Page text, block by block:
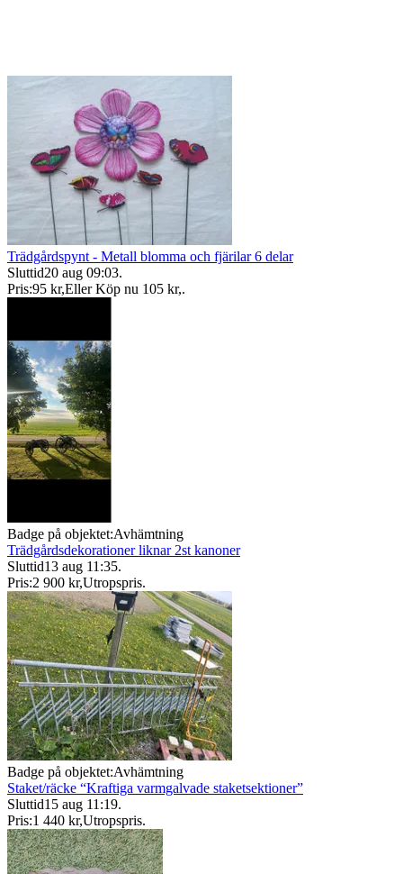
Trädgårdspynt - Metall blomma och fjärilar 6 delar
Sluttid20 aug 09:03.
Pris:95 kr,Eller Köp nu 105 kr,.
Badge på objektet:Avhämtning
Trädgårdsdekorationer liknar 2st kanoner
Sluttid13 aug 11:35.
Pris:2 900 kr,Utropspris.
Badge på objektet:Avhämtning
Staket/räcke “Kraftiga varmgalvade staketsektioner”
Sluttid15 aug 11:19.
Pris:1 440 kr,Utropspris.